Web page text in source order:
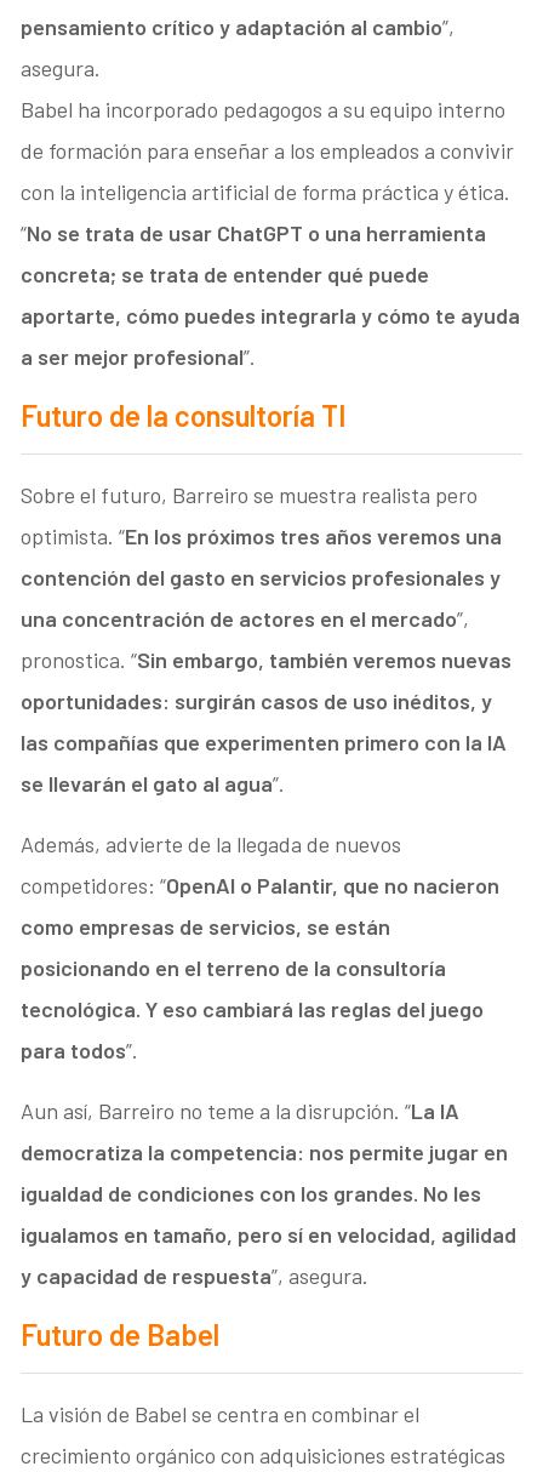
pensamiento crítico y adaptación al cambio”,
asegura.
Babel ha incorporado pedagogos a su equipo interno
de formación para enseñar a los empleados a convivir
con la inteligencia artificial de forma práctica y ética.
“No se trata de usar ChatGPT o una herramienta
concreta; se trata de entender qué puede
aportarte, cómo puedes integrarla y cómo te ayuda
a ser mejor profesional”.
Futuro de la consultoría TI
Sobre el futuro, Barreiro se muestra realista pero
optimista. “En los próximos tres años veremos una
contención del gasto en servicios profesionales y
una concentración de actores en el mercado”,
pronostica. “Sin embargo, también veremos nuevas
oportunidades: surgirán casos de uso inéditos, y
las compañías que experimenten primero con la IA
se llevarán el gato al agua”.
Además, advierte de la llegada de nuevos
competidores: “OpenAI o Palantir, que no nacieron
como empresas de servicios, se están
posicionando en el terreno de la consultoría
tecnológica. Y eso cambiará las reglas del juego
para todos”.
Aun así, Barreiro no teme a la disrupción. “La IA
democratiza la competencia: nos permite jugar en
igualdad de condiciones con los grandes. No les
igualamos en tamaño, pero sí en velocidad, agilidad
y capacidad de respuesta”, asegura.
Futuro de Babel
La visión de Babel se centra en combinar el
crecimiento orgánico con adquisiciones estratégicas